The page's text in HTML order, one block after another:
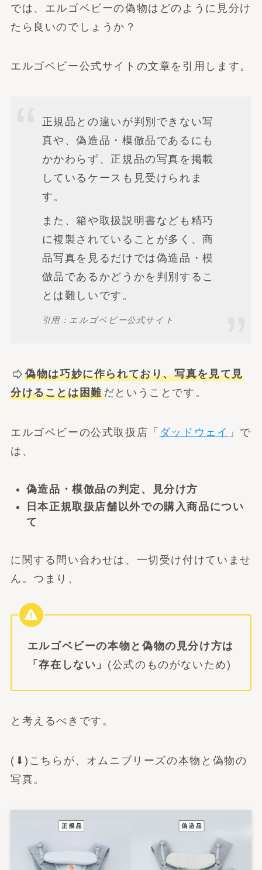
では、エルゴベビーの偽物はどのように見分け
たら良いのでしょうか？
エルゴベビー公式サイトの文章を引用します。
正規品との違いが判別できない写
真や、偽造品・模倣品であるにも
かかわらず、正規品の写真を掲載
しているケースも見受けられま
す。
また、箱や取扱説明書なども精巧
に複製されていることが多く、商
品写真を見るだけでは偽造品・模
倣品であるかどうかを判別するこ
とは難しいです。
引用：エルゴベビー公式サイト
偽物は巧妙に作られており、写真を見て見
分けることは困難だということです。
エルゴベビーの公式取扱店「 ダッドウェイ 」で
は、
偽造品・模倣品の判定、見分け方
日本正規取扱店舗以外での購入商品につい
て
に関する問い合わせは、一切受け付けていませ
ん。つまり、
エルゴベビーの本物と偽物の見分け方は
「存在しない」 (公式のものがないため)
と考えるべきです。
(⬇︎)こちらが、オムニブリーズの本物と偽物の
写真。